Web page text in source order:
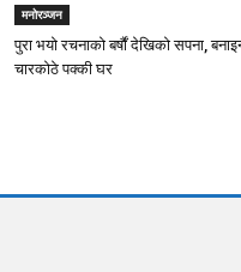
मनोरञ्जन
पुरा भयो रचनाको बर्षौं देखिको सपना,
चारकोठे पक्की घर